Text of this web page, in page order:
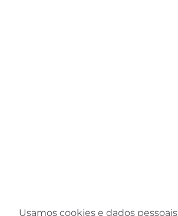
Usamos cookies e dados pessoais